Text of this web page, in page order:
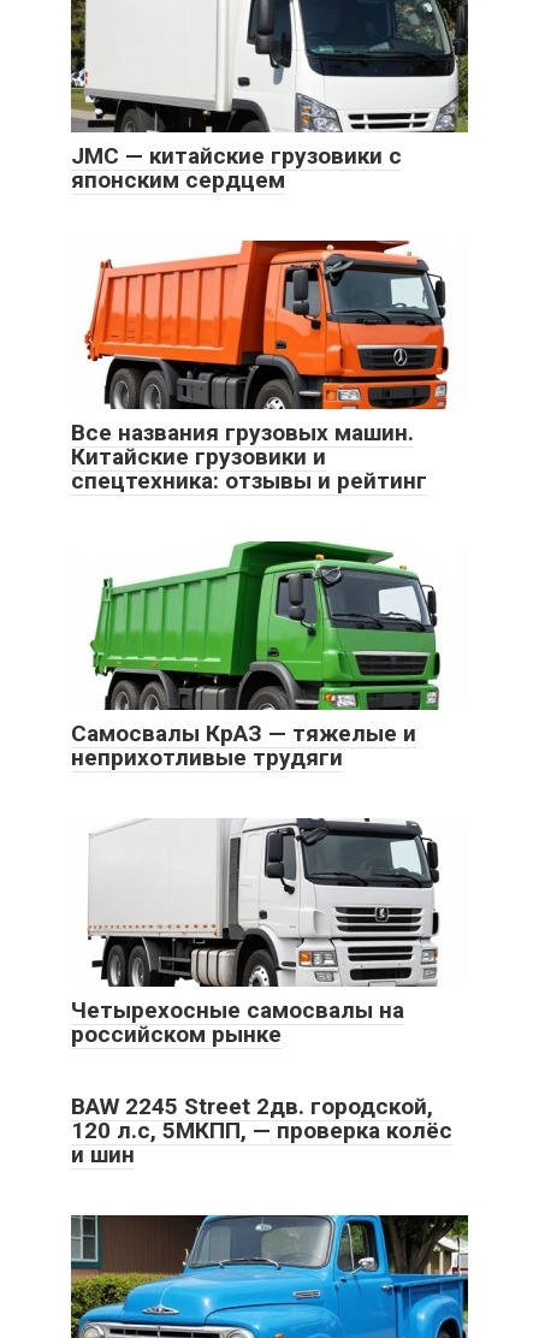
JMC — китайские грузовики с
японским сердцем
Все названия грузовых машин.
Китайские грузовики и
спецтехника: отзывы и рейтинг
Самосвалы КрАЗ — тяжелые и
неприхотливые трудяги
Четырехосные самосвалы на
российском рынке
BAW 2245 Street 2дв. городской,
120 л.с, 5МКПП, — проверка колёс
и шин